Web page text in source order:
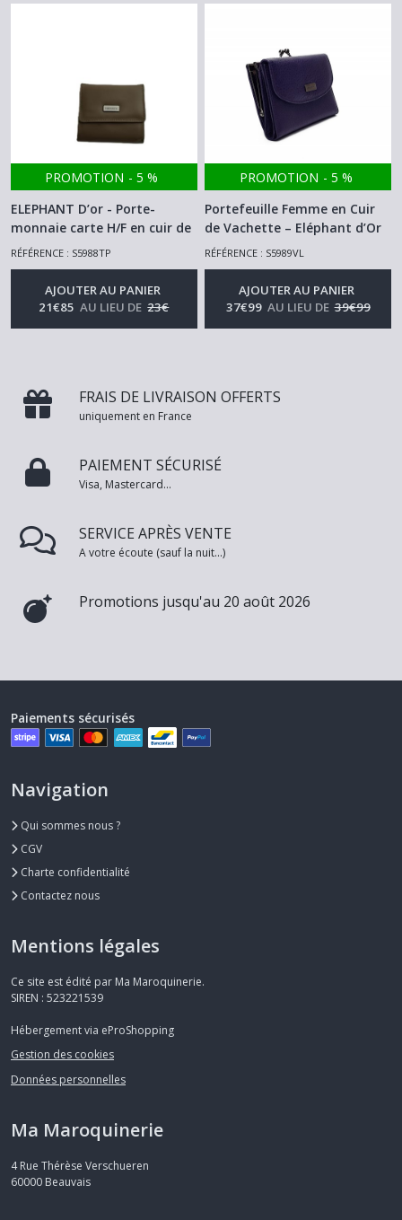
PROMOTION - 5 %
ELEPHANT D’or - Porte-
monnaie carte H/F en cuir de
vachette Taupe
RÉFÉRENCE : S5988TP
AJOUTER AU PANIER
21€85 AU LIEU DE 23€
PROMOTION - 5 %
Portefeuille Femme en Cuir
de Vachette – Eléphant d’Or
Violet-Porte Monnaie Homme Et
RÉFÉRENCE : S5989VL
AJOUTER AU PANIER
37€99 AU LIEU DE 39€99
FRAIS DE LIVRAISON OFFERTS
uniquement en France
PAIEMENT SÉCURISÉ
Visa, Mastercard...
SERVICE APRÈS VENTE
A votre écoute (sauf la nuit...)
Promotions jusqu'au 20 août 2026
Paiements sécurisés
Navigation
Qui sommes nous ?
CGV
Charte confidentialité
Contactez nous
Mentions légales
Ce site est édité par Ma Maroquinerie.
SIREN : 523221539
Hébergement via eProShopping
Gestion des cookies
Données personnelles
Ma Maroquinerie
4 Rue Thérèse Verschueren
60000 Beauvais